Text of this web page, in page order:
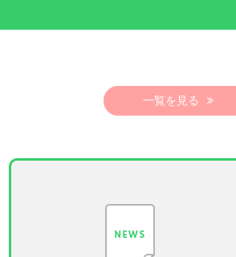
一覧を見る